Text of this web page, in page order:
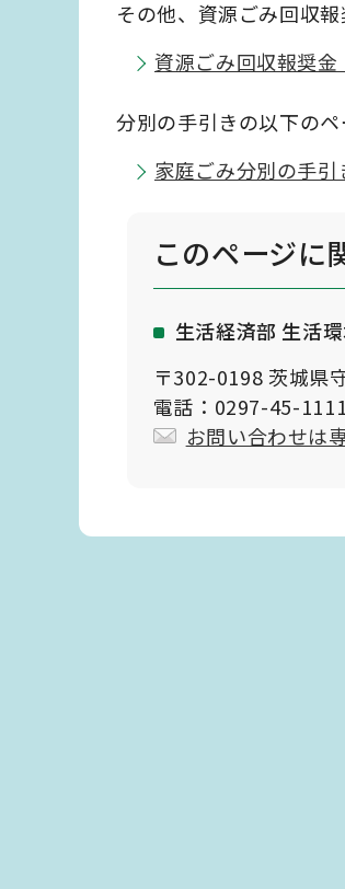
その他、資源ごみ回収
資源ごみ回収報奨
分別の手引きの以下の
家庭ごみ分別の手引
このページに
生活経済部 生活
〒302-0198 茨城県
電話：0297-45-
お問い合わせは